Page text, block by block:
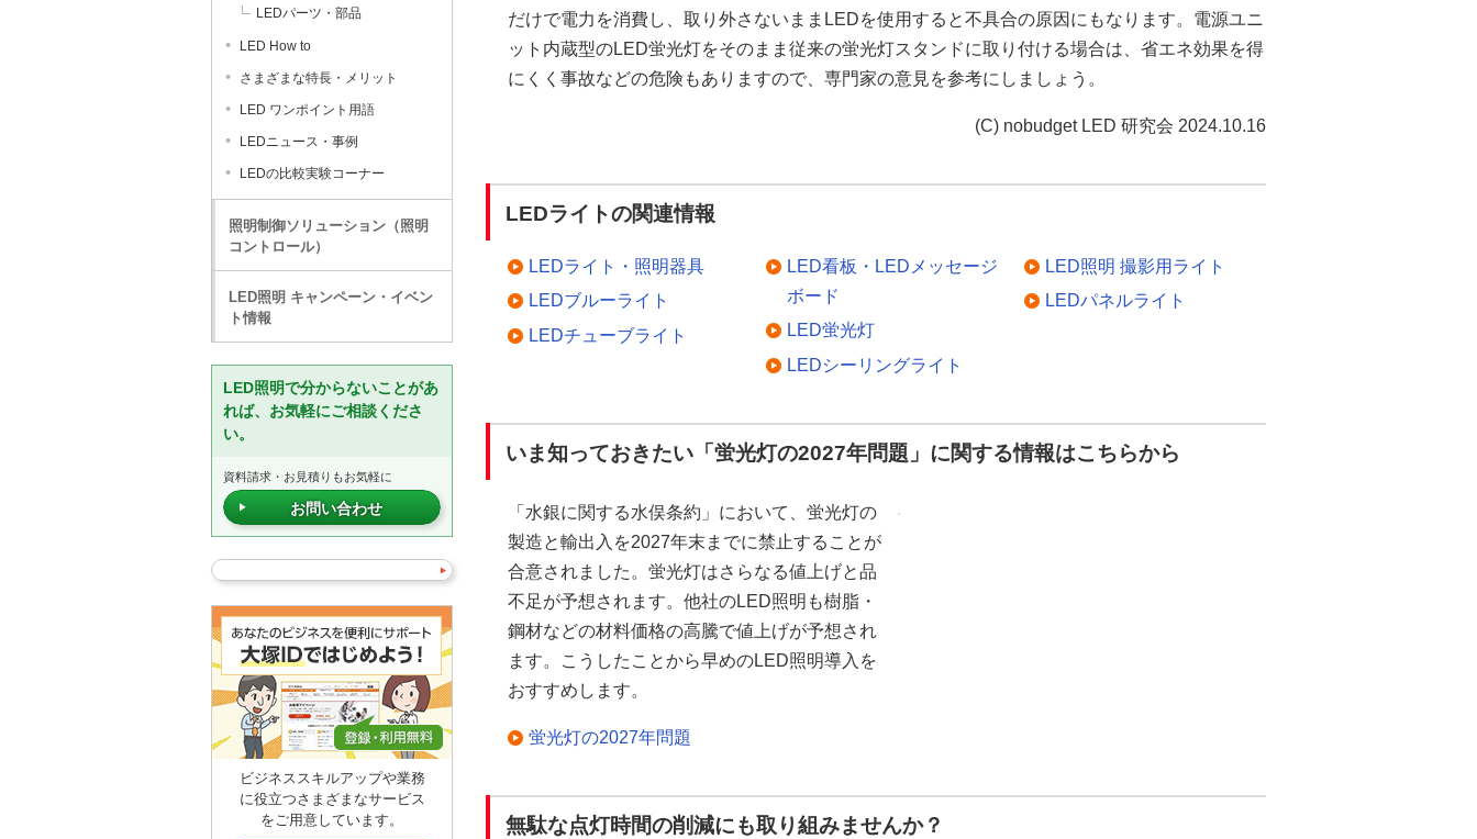
だけで電力を消費し、取り外さないままLEDを使用すると不具合の原因にもなります。電源ユニ
ット内蔵型のLED蛍光灯をそのまま従来の蛍光灯スタンドに取り付ける場合は、省エネ効果を得
にくく事故などの危険もありますので、専門家の意見を参考にしましょう。
(C) nobudget LED 研究会 2024.10.16
LEDライトの関連情報
LEDライト・照明器具
LEDブルーライト
LEDチューブライト
LED看板・LEDメッセージ
ボード
LED蛍光灯
LEDシーリングライト
LED照明 撮影用ライト
LEDパネルライト
いま知っておきたい「蛍光灯の2027年問題」に関する情報はこちらから
「水銀に関する水俣条約」において、蛍光灯の
製造と輸出入を2027年末までに禁止することが
合意されました。蛍光灯はさらなる値上げと品
不足が予想されます。他社のLED照明も樹脂・
鋼材などの材料価格の高騰で値上げが予想され
ます。こうしたことから早めのLED照明導入を
おすすめします。
蛍光灯の2027年問題
無駄な点灯時間の削減にも取り組みませんか？
LEDパーツ・部品
LED How to
さまざまな特長・メリット
LED ワンポイント用語
LEDニュース・事例
LEDの比較実験コーナー
照明制御ソリューション（照明
コントロール）
LED照明 キャンペーン・イベン
ト情報
LED照明で分からないことがあ
れば、お気軽にご相談くださ
い。
資料請求・お見積りもお気軽に
お問い合わせ
ビジネススキルアップや業務
に役立つさまざまなサービス
をご用意しています。